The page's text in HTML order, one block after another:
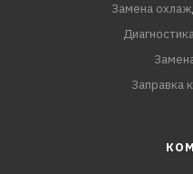
Замена
Заправка